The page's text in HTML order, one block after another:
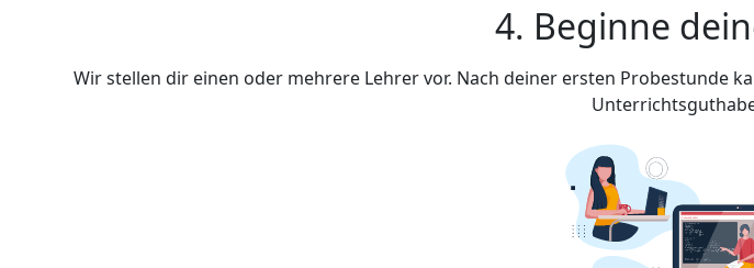
4. Beginne
Wir stellen dir einen oder mehrere Lehrer vor. Nach deiner ersten Probestunde